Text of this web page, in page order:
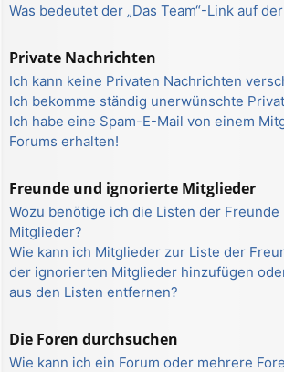
Was bedeutet der „Das Team“-Link auf
Private Nachrichten
Ich kann keine Privaten Nachrichten
Ich bekomme ständig unerwünschte
Ich habe eine Spam-E-Mail von einem
Forums erhalten!
Freunde und ignorierte Mitglieder
Wozu benötige ich die Listen der
Mitglieder?
Wie kann ich Mitglieder zur Liste der
der ignorierten Mitglieder hinzufügen
aus den Listen entfernen?
Die Foren durchsuchen
Wie kann ich ein Forum oder mehrere